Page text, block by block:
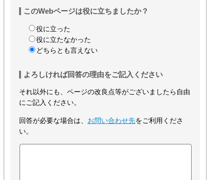
このWebページは役に立ちましたか？
役に立った
役に立たなかった
どちらとも言えない
よろしければ回答の理由をご記入ください
それ以外にも、ページの改良点等がございましたら自由
にご記入ください。
回答が必要な場合は、 お問い合わせ先をご利用くださ
い。